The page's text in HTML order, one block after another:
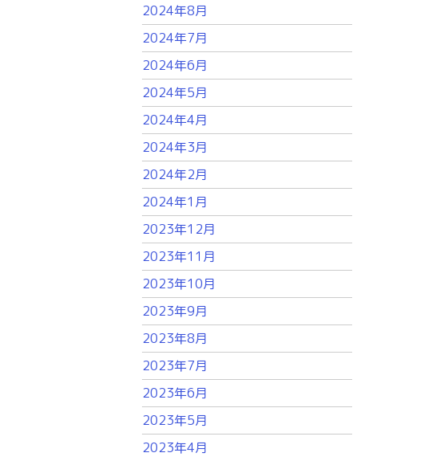
2024年8月
2024年7月
2024年6月
2024年5月
2024年4月
2024年3月
2024年2月
2024年1月
2023年12月
2023年11月
2023年10月
2023年9月
2023年8月
2023年7月
2023年6月
2023年5月
2023年4月